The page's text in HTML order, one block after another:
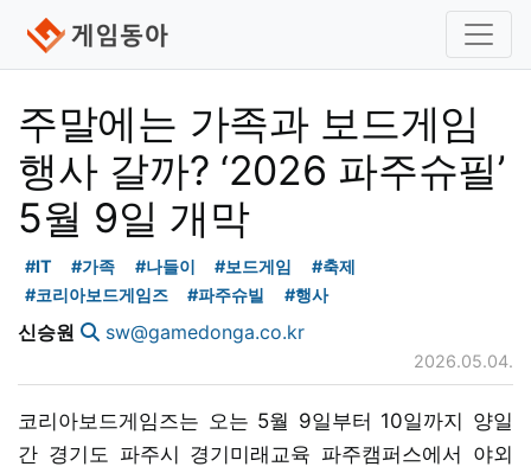
주말에는 가족과 보드게임
행사 갈까? ‘2026 파주슈필’
5월 9일 개막
#IT #가족 #나들이 #보드게임
#축제
#코리아보드게임즈
#파주슈빌 #행사
신승원 sw@gamedonga.co.kr
2026.05.04.
코리아보드게임즈는 오는 5월 9일부터 10일까지 양일
간 경기도 파주시 경기미래교육 파주캠퍼스에서 야외